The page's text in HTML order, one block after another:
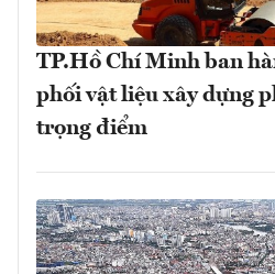
TP.Hồ Chí Minh ban
phối vật liệu xây dựng
trọng điểm